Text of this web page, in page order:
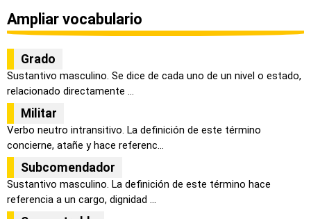
Ampliar vocabulario
Grado
Sustantivo masculino. Se dice de cada uno de un nivel o estado,
relacionado directamente ...
Militar
Verbo neutro intransitivo. La definición de este término
concierne, atañe y hace referenc...
Subcomendador
Sustantivo masculino. La definición de este término hace
referencia a un cargo, dignidad ...